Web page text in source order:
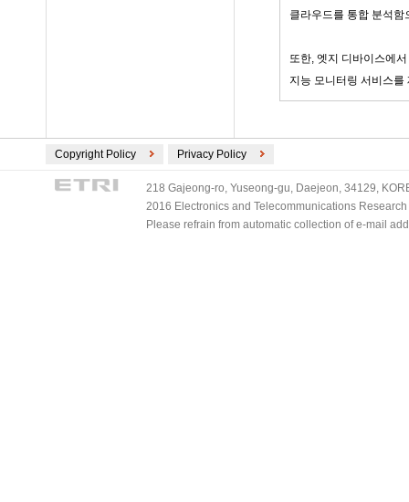
클라우드를 통합 분석
또한, 엣지 디바이스에
지능 모니터링 서비스를
Copyright Policy Privacy Policy
218 Gajeong-ro, Yuseong-gu, Daejeon, 34129,
2016 Electronics and Telecommunications
Please refrain from automatic collection of e-mail